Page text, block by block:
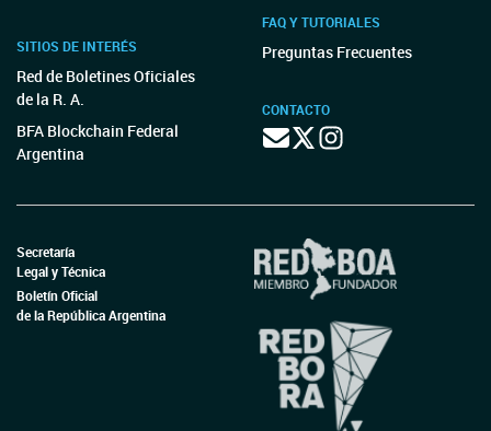
SITIOS DE INTERÉS
Red de Boletines Oficiales
de la R. A.
BFA Blockchain Federal
Argentina
FAQ Y TUTORIALES
Preguntas Frecuentes
CONTACTO
Secretaría
Legal y Técnica
Boletín Oficial
de la República Argentina